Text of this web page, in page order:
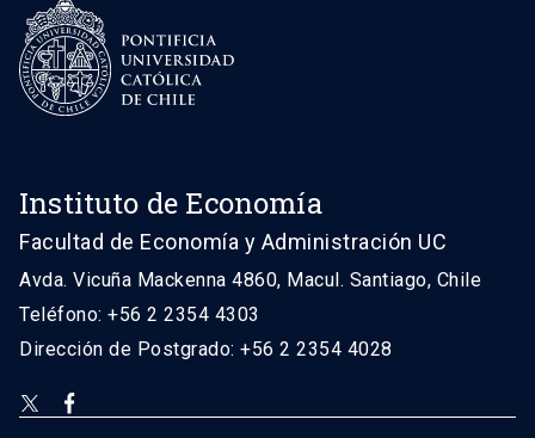
Instituto de Economía
Facultad de Economía y Administración UC
Avda. Vicuña Mackenna 4860, Macul. Santiago, Chile
Teléfono: +56 2 2354 4303
Dirección de Postgrado: +56 2 2354 4028